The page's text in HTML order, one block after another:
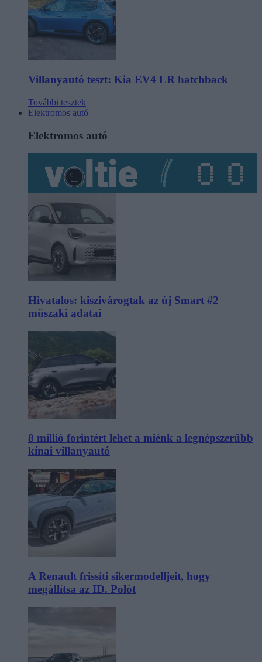
Villanyautó teszt: Kia EV4 LR hatchback
További tesztek
Elektromos autó
Elektromos autó
Hivatalos: kiszivárogtak az új Smart #2
műszaki adatai
8 millió forintért lehet a miénk a legnépszerűbb
kínai villanyautó
A Renault frissíti sikermodelljeit, hogy
megállítsa az ID. Polót